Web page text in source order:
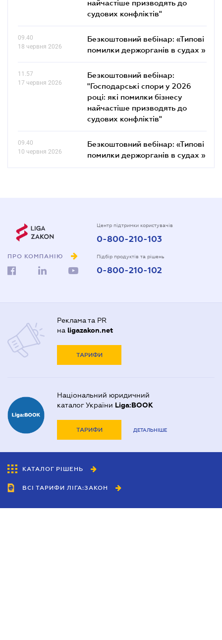
найчастіше призводять до
судових конфліктів"
09.40
18 червня 2026
Безкоштовний вебінар: «Типові
помилки держорганів в судах »
11.57
17 червня 2026
Безкоштовний вебінар:
"Господарські спори у 2026
році: які помилки бізнесу
найчастіше призводять до
судових конфліктів"
09.40
10 червня 2026
Безкоштовний вебінар: «Типові
помилки держорганів в судах »
ПРО КОМПАНІЮ
Центр підтримки користувачів
0-800-210-103
Підбір продуктів та рішень
0-800-210-102
Реклама та PR
на ligazakon.net
ТАРИФИ
Національний юридичний
каталог України Liga:BOOK
ТАРИФИ ДЕТАЛЬНІШЕ
КАТАЛОГ РІШЕНЬ
ВСІ ТАРИФИ ЛІГА:ЗАКОН